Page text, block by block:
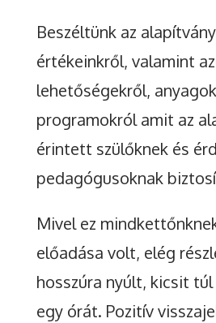
Beszéltünk az
értékeinkről, valamint
lehetőségekről,
programokról amit az
érintett szülőknek és
pedagógusoknak
Mivel ez
előadása volt, elég
hosszúra nyúlt, kicsit
egy órát. Pozitív